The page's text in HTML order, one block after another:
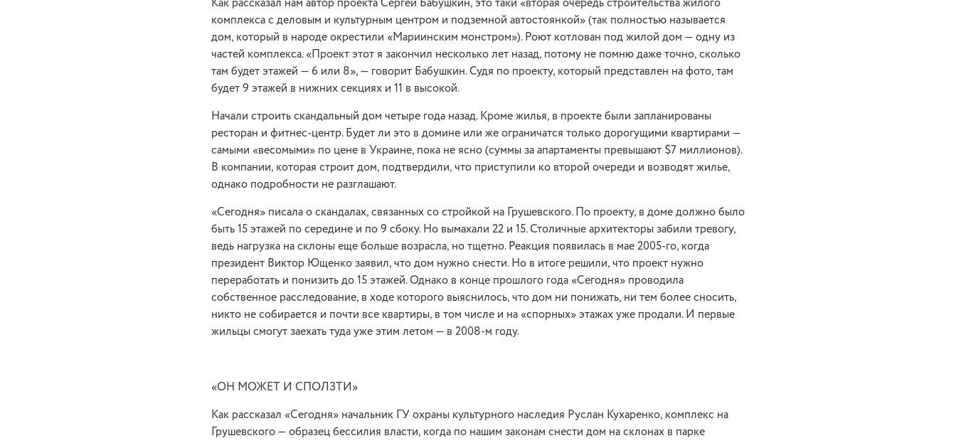
Как рассказал нам автор проекта Сергей Бабушкин, это таки «вторая очередь строительства жилого
комплекса с деловым и культурным центром и подземной автостоянкой» (так полностью называется
дом, который в народе окрестили «Мариинским монстром»). Роют котлован под жилой дом — одну из
частей комплекса. «Проект этот я закончил несколько лет назад, потому не помню даже точно, сколько
там будет этажей — 6 или 8», — говорит Бабушкин. Судя по проекту, который представлен на фото, там
будет 9 этажей в нижних секциях и 11 в высокой.
Начали строить скандальный дом четыре года назад. Кроме жилья, в проекте были запланированы
ресторан и фитнес-центр. Будет ли это в домине или же ограничатся только дорогущими квартирами —
самыми «весомыми» по цене в Украине, пока не ясно (суммы за апартаменты превышают $7 миллионов).
В компании, которая строит дом, подтвердили, что приступили ко второй очереди и возводят жилье,
однако подробности не разглашают.
«Сегодня» писала о скандалах, связанных со стройкой на Грушевского. По проекту, в доме должно было
быть 15 этажей по середине и по 9 сбоку. Но вымахали 22 и 15. Столичные архитекторы забили тревогу,
ведь нагрузка на склоны еще больше возрасла, но тщетно. Реакция появилась в мае 2005-го, когда
президент Виктор Ющенко заявил, что дом нужно снести. Но в итоге решили, что проект нужно
переработать и понизить до 15 этажей. Однако в конце прошлого года «Сегодня» проводила
собственное расследование, в ходе которого выяснилось, что дом ни понижать, ни тем более сносить,
никто не собирается и почти все квартиры, в том числе и на «спорных» этажах уже продали. И первые
жильцы смогут заехать туда уже этим летом — в 2008-м году.
«ОН МОЖЕТ И СПОЛЗТИ»
Как рассказал «Сегодня» начальник ГУ охраны культурного наследия Руслан Кухаренко, комплекс на
Грушевского — образец бессилия власти, когда по нашим законам снести дом на склонах в парке